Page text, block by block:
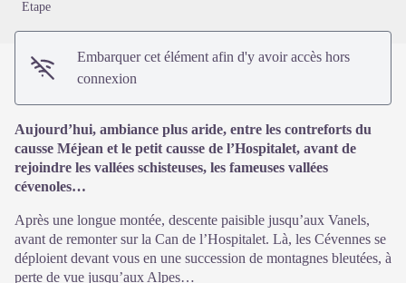
Etape
Embarquer cet élément afin d'y avoir accès hors
connexion
Aujourd’hui, ambiance plus aride, entre les contreforts du
causse Méjean et le petit causse de l’Hospitalet, avant de
rejoindre les vallées schisteuses, les fameuses vallées
cévenoles…
Après une longue montée, descente paisible jusqu’aux Vanels,
avant de remonter sur la Can de l’Hospitalet. Là, les Cévennes se
déploient devant vous en une succession de montagnes bleutées, à
perte de vue jusqu’aux Alpes…